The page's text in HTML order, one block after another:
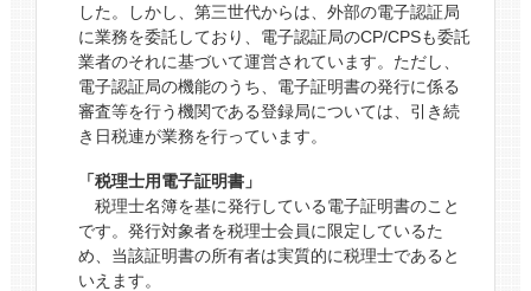
した。しかし、第三世代からは、外部の電子認証局
に業務を委託しており、電子認証局のCP/CPSも委託
業者のそれに基づいて運営されています。ただし、
電子認証局の機能のうち、電子証明書の発行に係る
審査等を行う機関である登録局については、引き続
き日税連が業務を行っています。
「税理士用電子証明書」
税理士名簿を基に発行している電子証明書のこと
です。発行対象者を税理士会員に限定しているた
め、当該証明書の所有者は実質的に税理士であると
いえます。